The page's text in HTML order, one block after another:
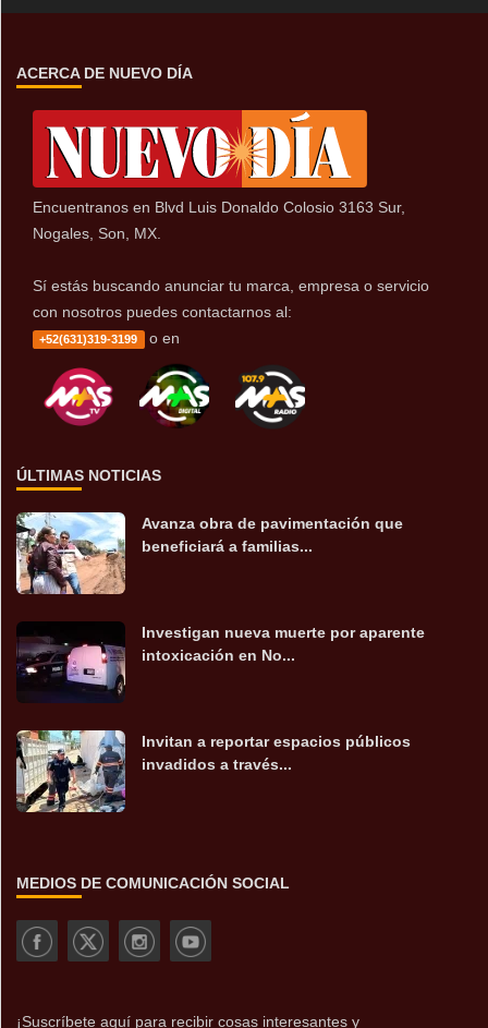
ACERCA DE NUEVO DÍA
Encuentranos en Blvd Luis Donaldo Colosio 3163 Sur,
Nogales, Son, MX.
Sí estás buscando anunciar tu marca, empresa o servicio
con nosotros puedes contactarnos al:
+52(631)319-3199 o en
ÚLTIMAS NOTICIAS
Avanza obra de pavimentación que
beneficiará a familias...
Investigan nueva muerte por aparente
intoxicación en No...
Invitan a reportar espacios públicos
invadidos a través...
MEDIOS DE COMUNICACIÓN SOCIAL
¡Suscríbete aquí para recibir cosas interesantes y